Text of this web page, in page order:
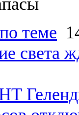
теме
света